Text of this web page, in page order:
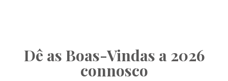
Dê as Boas-Vindas a 2026
connosco